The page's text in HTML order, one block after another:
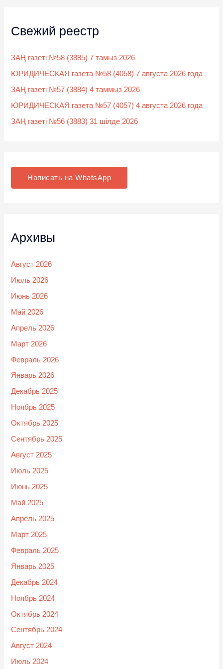
Свежий реестр
ЗАҢ газеті №58 (3885) 7 тамыз 2026
ЮРИДИЧЕСКАЯ газета №58 (4058) 7 августа 2026 года
ЗАҢ газеті №57 (3884) 4 таммыз 2026
ЮРИДИЧЕСКАЯ газета №57 (4057) 4 августа 2026 года
ЗАҢ газеті №56 (3883) 31 шілде 2026
Написать на WhatsApp
Архивы
Август 2026
Июль 2026
Июнь 2026
Май 2026
Апрель 2026
Март 2026
Февраль 2026
Январь 2026
Декабрь 2025
Ноябрь 2025
Октябрь 2025
Сентябрь 2025
Август 2025
Июль 2025
Июнь 2025
Май 2025
Апрель 2025
Март 2025
Февраль 2025
Январь 2025
Декабрь 2024
Ноябрь 2024
Октябрь 2024
Сентябрь 2024
Август 2024
Июль 2024